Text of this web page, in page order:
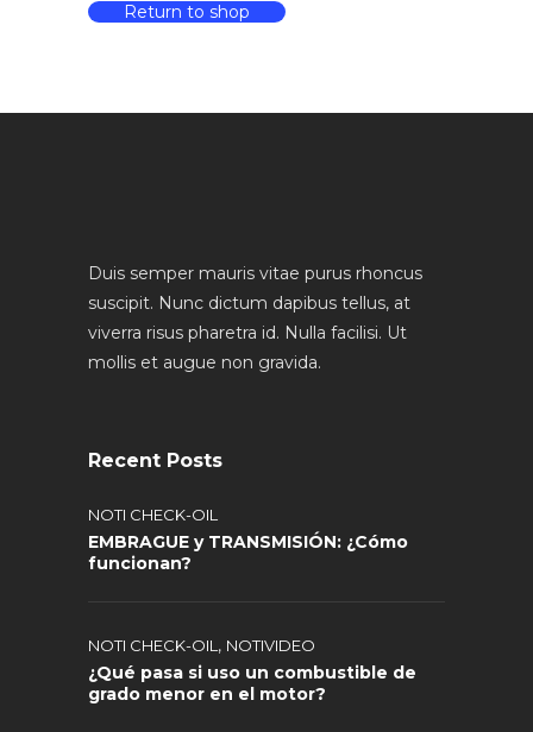
Return to shop
Duis semper mauris vitae purus rhoncus
suscipit. Nunc dictum dapibus tellus, at
viverra risus pharetra id. Nulla facilisi. Ut
mollis et augue non gravida.
Recent Posts
NOTI CHECK-OIL
EMBRAGUE y TRANSMISIÓN: ¿Cómo
funcionan?
NOTI CHECK-OIL , NOTIVIDEO
¿Qué pasa si uso un combustible de
grado menor en el motor?